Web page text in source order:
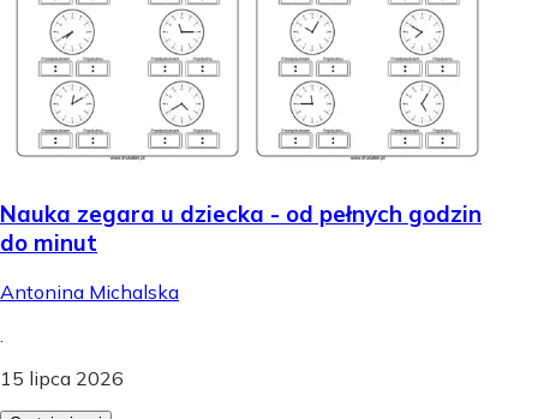
Nauka zegara u dziecka - od pełnych godzin
do minut
Antonina Michalska
.
15 lipca 2026